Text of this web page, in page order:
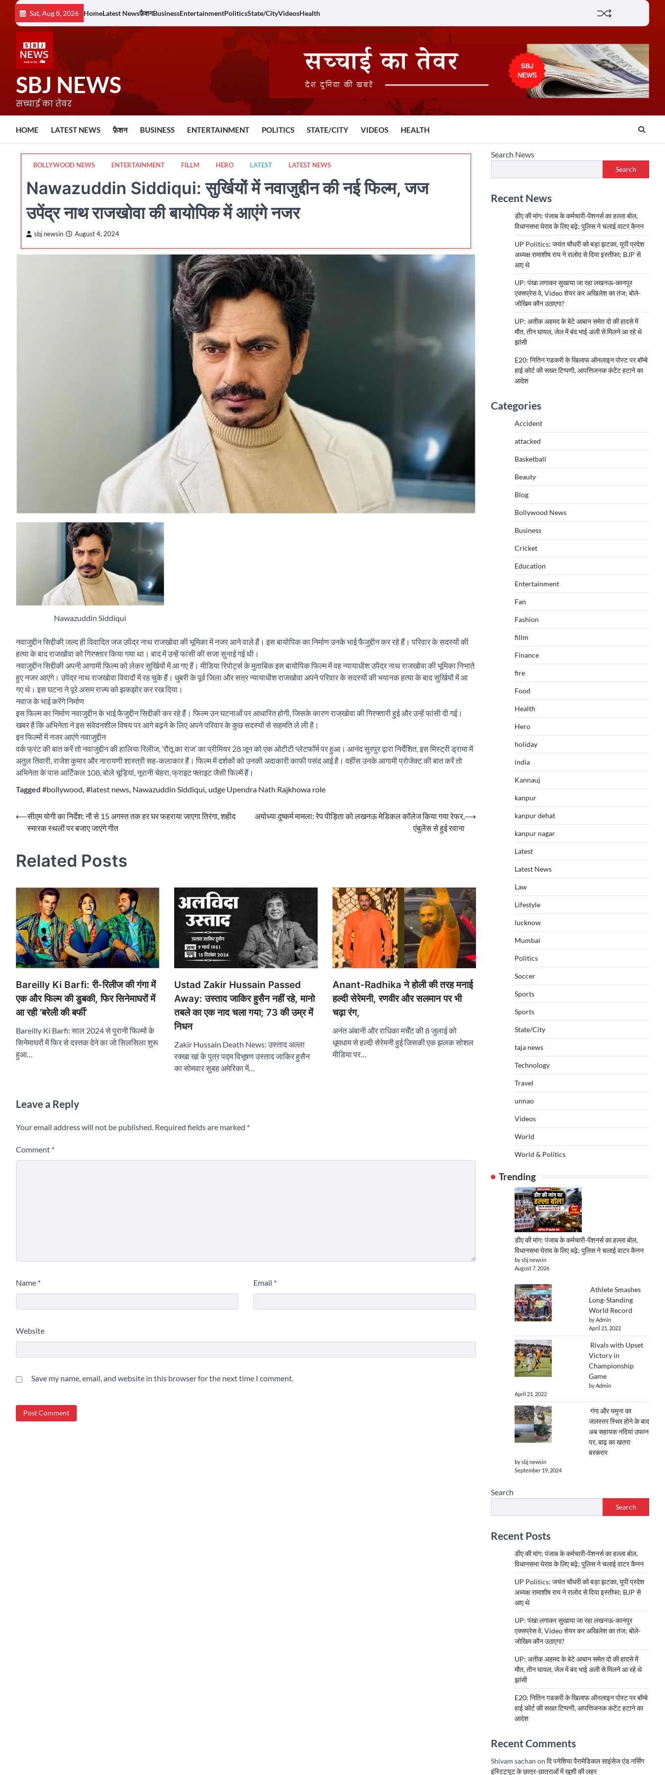
content
Sat, Aug 8, 2026 HomeLatest Newsफ़ैशनBusinessEntertainmentPoliticsState/CityVideosHealth
SBJ NEWS
सच्चाई का तेवर
HOME LATEST NEWS फ़ैशन BUSINESS ENTERTAINMENT POLITICS STATE/CITY VIDEOS HEALTH
BOLLYWOOD NEWS ENTERTAINMENT FILLM HERO LATEST LATEST NEWS
Nawazuddin Siddiqui: सुर्खियों में नवाजुद्दीन की नई फिल्म, जज
उपेंद्र नाथ राजखोवा की बायोपिक में आएंगे नजर
sbj newsin August 4, 2024
Nawazuddin Siddiqui
नवाजुद्दीन सिद्दीकी जल्द ही विवादित जज उपेंद्र नाथ राजखोवा की भूमिका में नजर आने वाले हैं। इस बायोपिक का निर्माण उनके भाई फैजुद्दीन कर रहे हैं। परिवार के सदस्यों की
हत्या के बाद राजखोवा को गिरफ्तार किया गया था। बाद में उन्हें फांसी की सजा सुनाई गई थी।
नवाजुद्दीन सिद्दीकी अपनी आगामी फिल्म को लेकर सुर्खियों में आ गए हैं। मीडिया रिपोर्ट्स के मुताबिक इस बायोपिक फिल्म में वह न्यायाधीश उपेंद्र नाथ राजखोवा की भूमिका निभाते
हुए नजर आएंगे। उपेंद्र नाथ राजखोवा विवादों में रह चुके हैं। धुबरी के पूर्व जिला और सत्र न्यायाधीश राजखोवा अपने परिवार के सदस्यों की भयानक हत्या के बाद सुर्खियों में आ
गए थे। इस घटना ने पूरे असम राज्य को झकझोर कर रख दिया।
नवाज के भाई करेंगे निर्माण
इस फिल्म का निर्माण नवाजुद्दीन के भाई फैजुद्दीन सिद्दीकी कर रहे हैं। फिल्म उन घटनाओं पर आधारित होगी, जिसके कारण राजखोवा की गिरफ्तारी हुई और उन्हें फांसी दी गई।
खबर है कि अभिनेता ने इस संवेदनशील विषय पर आगे बढ़ने के लिए अपने परिवार के कुछ सदस्यों से सहमति ले ली है।
इन फिल्मों में नजर आएंगे नवाजुद्दीन
वर्क फ्रंट की बात करें तो नवाजुद्दीन की हालिया रिलीज, ‘रौतू का राज’ का प्रीमियर 28 जून को एक ओटीटी प्लेटफॉर्म पर हुआ। आनंद सुरपुर द्वारा निर्देशित, इस मिस्ट्री ड्रामा में
अतुल तिवारी, राजेश कुमार और नारायणी शास्त्री सह-कलाकार हैं। फिल्म में दर्शकों को उनकी अदाकारी काफी पसंद आई है। वहींस उनके आगामी प्रोजेक्ट की बात करें तो
अभिनेता के पास आर्टिकल 108, बोले चूड़ियां, नूरानी चेहरा, फ्राइट फ्लाइट जैसी फिल्में हैं।
Tagged #bollywood, #latest news, Nawazuddin Siddiqui, udge Upendra Nath Rajkhowa role
Post
navigation
⟵सीएम योगी का निर्देश: नौ से 15 अगस्त तक हर घर फहराया जाएगा तिरंगा, शहीद
स्मारक स्थलों पर बजाए जाएंगे गीत
अयोध्या दुष्कर्म मामला: रेप पीड़िता को लखनऊ मेडिकल कॉलेज किया गया रेफर,
एंबुलेंस से हुई रवाना
⟶
Related Posts
Bareilly Ki Barfi: री-रिलीज की गंगा में
एक और फिल्म की डुबकी, फिर सिनेमाघरों में
आ रही ‘बरेली की बर्फी’
Bareilly Ki Barfi: साल 2024 से पुरानी फिल्मों के
सिनेमाघरों में फिर से दस्तक देने का जो सिलसिला शुरू
हुआ…
Ustad Zakir Hussain Passed
Away: उस्ताद जाकिर हुसैन नहीं रहे, मानो
तबले का एक नाद चला गया; 73 की उम्र में
निधन
Zakir Hussain Death News: उस्ताद अल्ला
रक्खा खां के पुत्र पद्म विभूषण उस्ताद जाकिर हुसैन
का सोमवार सुबह अमेरिका में…
Anant-Radhika ने होली की तरह मनाई
हल्दी सेरेमनी, रणवीर और सलमान पर भी
चढ़ा रंग,
अनंत अंबानी और राधिका मर्चेंट की 8 जुलाई को
धूमधाम से हल्दी सेरेमनी हुई जिसकी एक झलक सोशल
मीडिया पर…
Leave a Reply
Your email address will not be published. Required fields are marked *
Comment *
Name * Email *
Website
Save my name, email, and website in this browser for the next time I comment.
Search News
Search
Recent News
डीए की मांग: पंजाब के कर्मचारी-पेंशनर्स का हल्ला बोल,
विधानसभा घेराव के लिए बढ़े; पुलिस ने चलाई वाटर कैनन
UP Politics: जयंत चौधरी को बड़ा झटका, यूपी प्रदेश
अध्यक्ष रामाशीष राय ने रालोद से दिया इस्तीफा; BJP से
आए थे
UP: पंखा लगाकर सुखाया जा रहा लखनऊ-कानपुर
एक्सप्रेस वे, Video शेयर कर अखिलेश का तंज; बोले-
जोखिम कौन उठाएगा?
UP: अतीक अहमद के बेटे आबान समेत दो की हादसे में
मौत, तीन घायल, जेल में बंद भाई अली से मिलने आ रहे थे
झांसी
E20: नितिन गडकरी के खिलाफ ऑनलाइन पोस्ट पर बॉम्बे
हाई कोर्ट की सख्त टिप्पणी, आपत्तिजनक कंटेंट हटाने का
आदेश
Categories
Accident
attacked
Basketball
Beauty
Blog
Bollywood News
Business
Cricket
Education
Entertainment
Fan
Fashion
fillm
Finance
fire
Food
Health
Hero
holiday
india
Kannauj
kanpur
kanpur dehat
kanpur nagar
Latest
Latest News
Law
Lifestyle
lucknow
Mumbai
Politics
Soccer
Sports
Sports
State/City
taja news
Technology
Travel
unnao
Videos
World
World & Politics
Trending
डीए की मांग: पंजाब के कर्मचारी-पेंशनर्स का हल्ला बोल,
विधानसभा घेराव के लिए बढ़े; पुलिस ने चलाई वाटर कैनन
by sbj newsin
August 7, 2026
Athlete Smashes
Long-Standing
World Record
by Admin
April 21, 2022
Rivals with Upset
Victory in
Championship
Game
by Admin
April 21, 2022
गंगा और यमुना का
जलस्तर स्थिर होने के बाद
अब सहायक नदियां उफान
पर, बाढ़ का खतरा
बरकरार
by sbj newsin
September 19, 2024
Search
Search
Recent Posts
डीए की मांग: पंजाब के कर्मचारी-पेंशनर्स का हल्ला बोल,
विधानसभा घेराव के लिए बढ़े; पुलिस ने चलाई वाटर कैनन
UP Politics: जयंत चौधरी को बड़ा झटका, यूपी प्रदेश
अध्यक्ष रामाशीष राय ने रालोद से दिया इस्तीफा; BJP से
आए थे
UP: पंखा लगाकर सुखाया जा रहा लखनऊ-कानपुर
एक्सप्रेस वे, Video शेयर कर अखिलेश का तंज; बोले-
जोखिम कौन उठाएगा?
UP: अतीक अहमद के बेटे आबान समेत दो की हादसे में
मौत, तीन घायल, जेल में बंद भाई अली से मिलने आ रहे थे
झांसी
E20: नितिन गडकरी के खिलाफ ऑनलाइन पोस्ट पर बॉम्बे
हाई कोर्ट की सख्त टिप्पणी, आपत्तिजनक कंटेंट हटाने का
आदेश
Recent Comments
Shivam sachan on दि पनेशिया पैरामेडिकल साइंसेज एंड नर्सिंग
इंस्टिट्यूट के छात्र-छात्राओं में खुशी की लहर